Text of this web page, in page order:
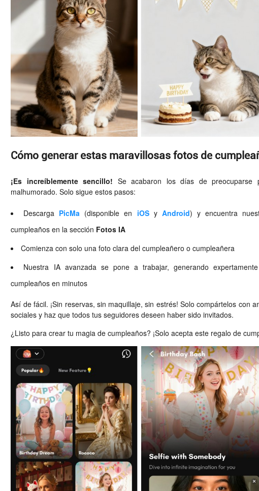
Cómo generar estas maravillosas fotos de
¡Es increíblemente sencillo! Se acabaron los días de
malhumorado. Solo sigue estos pasos:
Descarga PicMa (disponible en iOSy Android) y encuentra
cumpleaños en la sección Fotos IA
Comienza con solo una foto clara del cumpleañero o cumpleañera
Nuestra IA avanzada se pone a trabajar, generando
cumpleaños en minutos
Así de fácil. ¡Sin reservas, sin maquillaje, sin estrés! Solo compártelos con
sociales y haz que todos tus seguidores deseen haber sido invitados.
¿Listo para crear tu magia de cumpleaños? ¡Solo acepta este regalo de